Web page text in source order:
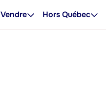
Vendre Hors Québec